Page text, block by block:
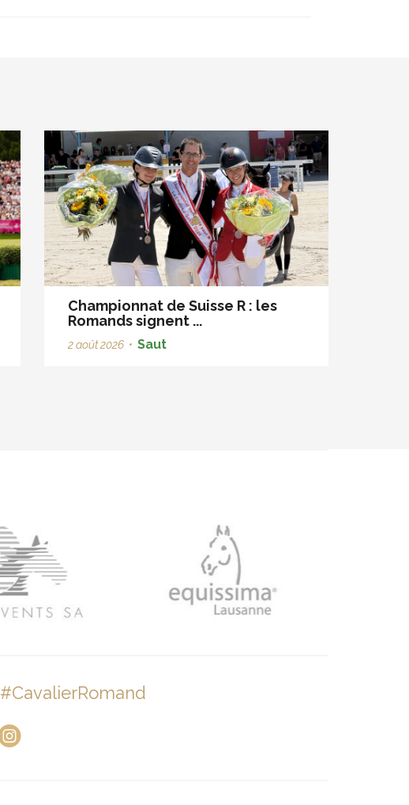
Championnat de Suisse R : les
Romands signent ...
2 août 2026 • Saut
#CavalierRomand